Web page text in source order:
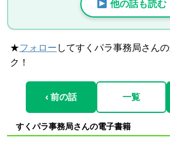
他の話も読む
★フォロー してすくパラ事務局さん
ク！
‹ 前の話 一覧
すくパラ事務局さんの電子書籍